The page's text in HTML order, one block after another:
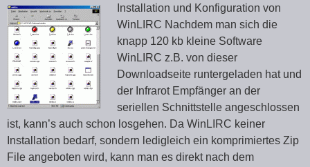
Installation und Konfiguration von
WinLIRC Nachdem man sich die
knapp 120 kb kleine Software
WinLIRC z.B. von dieser
Downloadseite runtergeladen hat und
der Infrarot Empfänger an der
seriellen Schnittstelle angeschlossen
ist, kann’s auch schon losgehen. Da WinLIRC keiner
Installation bedarf, sondern ledigleich ein komprimiertes Zip
File angeboten wird, kann man es direkt nach dem